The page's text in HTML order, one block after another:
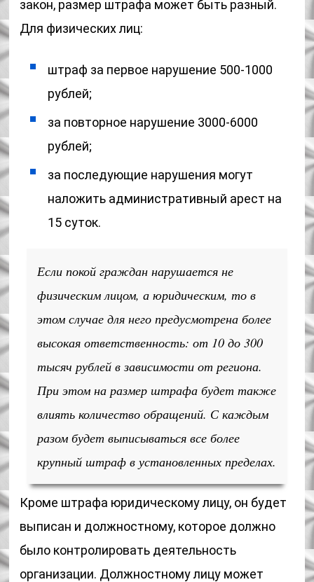
закон, размер штрафа может быть разный.
Для физических лиц:
штраф за первое нарушение 500-1000
рублей;
за повторное нарушение 3000-6000
рублей;
за последующие нарушения могут
наложить административный арест на
15 суток.
Если покой граждан нарушается не
физическим лицом, а юридическим, то в
этом случае для него предусмотрена более
высокая ответственность: от 10 до 300
тысяч рублей в зависимости от региона.
При этом на размер штрафа будет также
влиять количество обращений. С каждым
разом будет выписываться все более
крупный штраф в установленных пределах.
Кроме штрафа юридическому лицу, он будет
выписан и должностному, которое должно
было контролировать деятельность
организации. Должностному лицу может